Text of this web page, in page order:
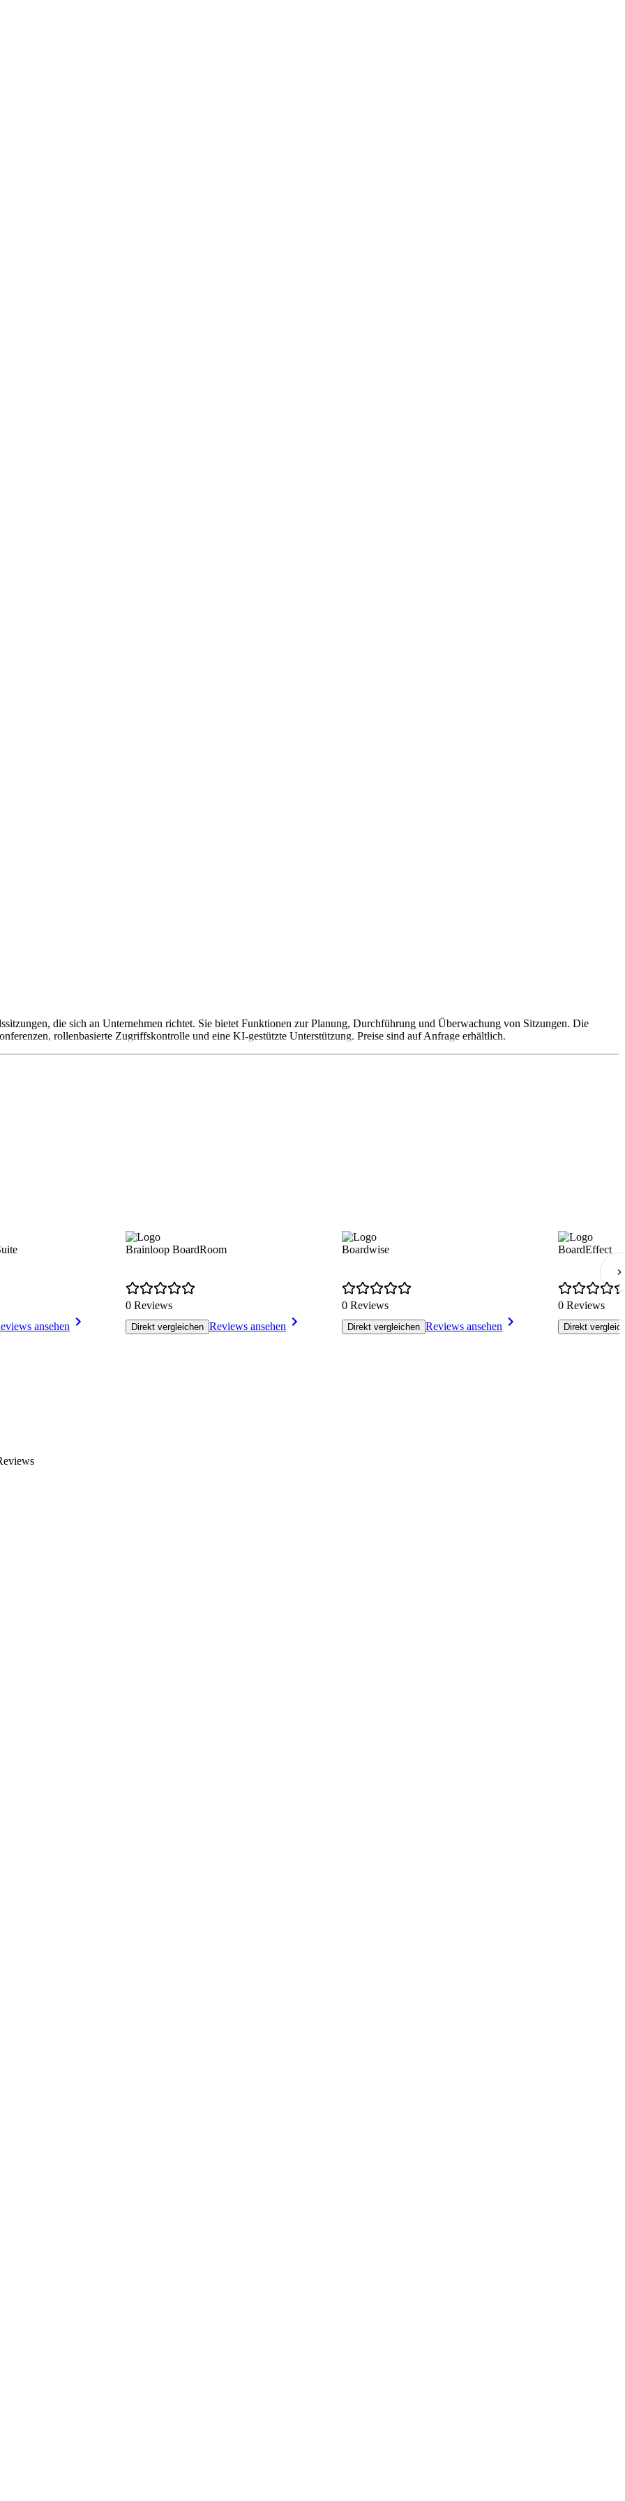
die sich an Unternehmen richtet. Sie bietet Funktionen zur Planung, Durchführung und Überwachung von Sitzungen. Die
rollenbasierte Zugriffskontrolle und eine KI-gestützte Unterstützung. Preise sind auf Anfrage erhältlich.
ansehen
Brainloop BoardRoom
0 Reviews
Direkt vergleichen Reviews ansehen
Boardwise
0 Reviews
Direkt vergleichen Reviews ansehen
BoardEffect
0 Reviews
Direkt